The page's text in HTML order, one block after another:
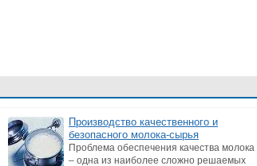
Производство качественного и
безопасного молока-сырья
Проблема обеспечения качества молока
– одна из наиболее сложно решаемых